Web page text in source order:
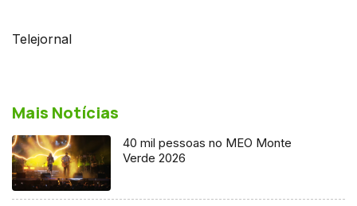
Telejornal
Mais Notícias
40 mil pessoas no MEO Monte
Verde 2026